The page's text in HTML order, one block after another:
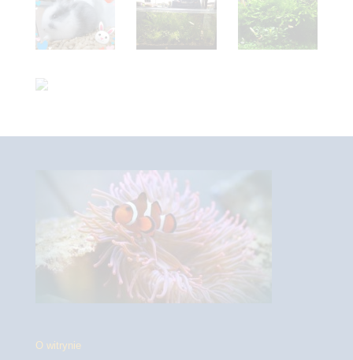
O witrynie